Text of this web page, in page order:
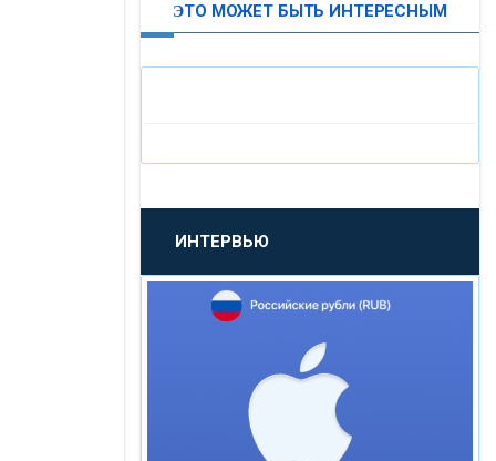
«ПРОМСВЯЗЬБАНК»
«НОВИКОМБАНК»
«СМП БАНК»
«ВНЕШПРОМБАНК»
ЭТО МОЖЕТ БЫТЬ ИНТЕРЕСНЫМ
ИНТЕРВЬЮ